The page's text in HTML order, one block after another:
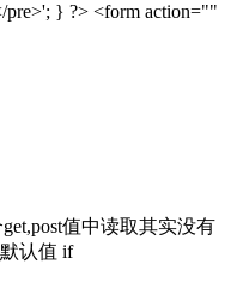
} ?> <form action=""
值中读取其实没有
认值 if